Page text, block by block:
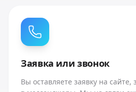
Заявка или звонок
Вы оставляете заявку на